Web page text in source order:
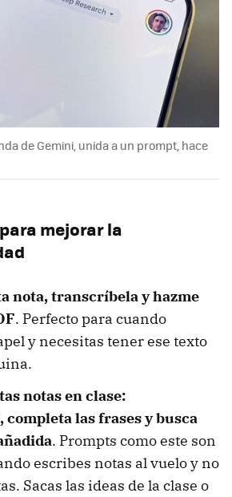
de Gemini, unida a un prompt, hace
mejorar la
nota, transcríbela y hazme
. Perfecto para cuando
y necesitas tener ese texto
notas en clase:
las frases y busca
. Prompts como este son
escribes notas al vuelo y no
Sacas las ideas de la clase o